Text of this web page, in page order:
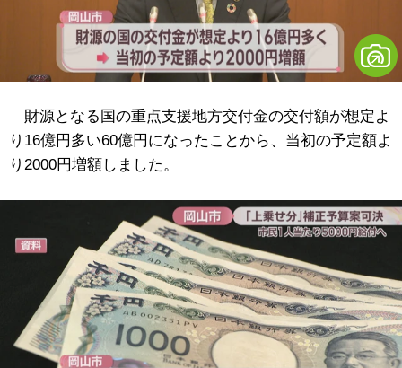
財源となる国の重点支援地方交付金の交付額が想定よ
り16億円多い60億円になったことから、当初の予定額よ
り2000円増額しました。